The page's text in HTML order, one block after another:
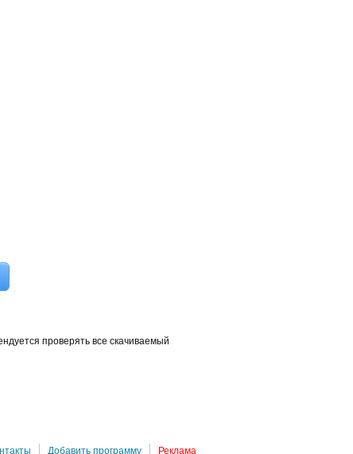
проверять все скачиваемый
Добавить программу Реклама